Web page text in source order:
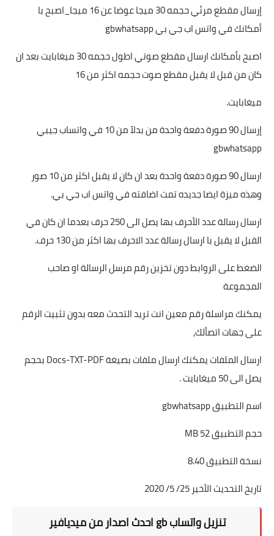
إرسال مقطع مرئي حجمه 30 ميجا عوضا عن 16 ميجا_اصبح با
أمكانك في واتس اب جي بي gbwhatsapp
اصبح بأمكانك ارسال مقطع صوتي اطول حجمه 30 ميغابايت بعد ان
كان من قبل لا يقبل مقطع صوت حجمه اكثر من 16
ميغابايت.
إرسال 90 صورة دفعة واحدة من بدلآ من 10 في واتساب جيبي
gbwhatsapp
ارسال 90 صورة دفعة واحدة بعد ان كان لا يقبل اكثر من 10 صور
وهذه ميزة ايضا جديده تمت اضافته في واتس اب جي بي.
ارسال رسالة عدد الأحرف بها يصل الى 250 حرف بعدما ان كان في
القبل لا يقبل با ارسال رسالة عدد الاحرف بها اكثر من 130 حرف.
الضغط على الروابط دون تخزين رقم مرسل الرسالة او صاحب
المجموعة
يمكنك مراسلة رقم معين انت تريد التحدث معه بدون تثبيت الرقم
على جهات اتصألك,
ارسال الملفات يمكنك ارسال ملفات بصيغة Docs-TXT-PDF بحجم
يصل الى 50 ميغابايت .
اسم التطبيق gbwhatsapp
حجم التطبيق 52 MB
نسخة التطبيق 8.40
تاريخ التحديث الأخير 25/ 5/ 2020
تنزيل واتساب gb احدث اصدار من ميديافير